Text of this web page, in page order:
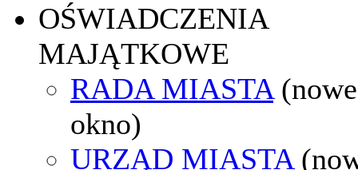
OŚWIADCZENIA
MAJĄTKOWE
RADA MIASTA (nowe
okno)
URZĄD MIASTA